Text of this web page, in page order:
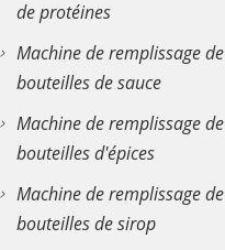
de protéines
Machine de remplissage de
bouteilles de sauce
Machine de remplissage de
bouteilles d'épices
Machine de remplissage de
bouteilles de sirop